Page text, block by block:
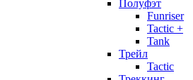
Полуфэт
Funriser
Tactic +
Tank
Трейл
Tactic